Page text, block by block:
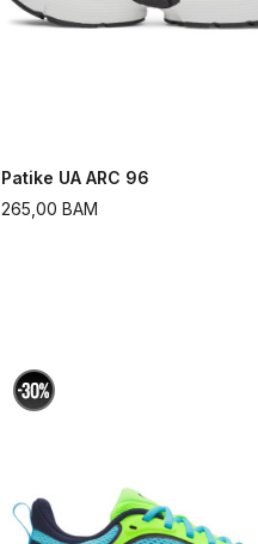
Patike UA ARC 96
265,00 BAM